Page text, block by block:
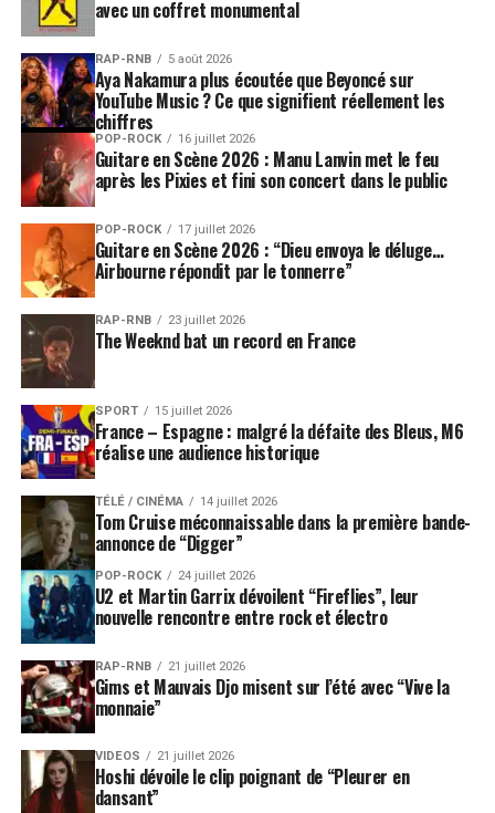
avec un coffret monumental
RAP-RNB 5 août 2026
Aya Nakamura plus écoutée que Beyoncé sur
YouTube Music ? Ce que signifient réellement les
chiffres
POP-ROCK 16 juillet 2026
Guitare en Scène 2026 : Manu Lanvin met le feu
après les Pixies et fini son concert dans le public
POP-ROCK 17 juillet 2026
Guitare en Scène 2026 : “Dieu envoya le déluge…
Airbourne répondit par le tonnerre”
RAP-RNB 23 juillet 2026
The Weeknd bat un record en France
SPORT 15 juillet 2026
France – Espagne : malgré la défaite des Bleus, M6
réalise une audience historique
TÉLÉ / CINÉMA 14 juillet 2026
Tom Cruise méconnaissable dans la première bande-
annonce de “Digger”
POP-ROCK 24 juillet 2026
U2 et Martin Garrix dévoilent “Fireflies”, leur
nouvelle rencontre entre rock et électro
RAP-RNB 21 juillet 2026
Gims et Mauvais Djo misent sur l’été avec “Vive la
monnaie”
VIDEOS 21 juillet 2026
Hoshi dévoile le clip poignant de “Pleurer en
dansant”